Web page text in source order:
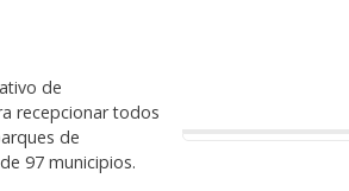
de
recepcionar todos
de
97 municipios.